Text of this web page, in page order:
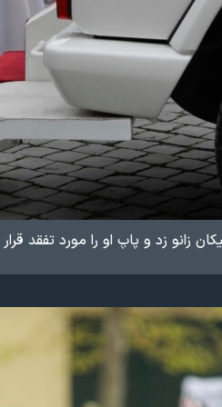
زانو زد و پاپ او را مورد تفقد قرار